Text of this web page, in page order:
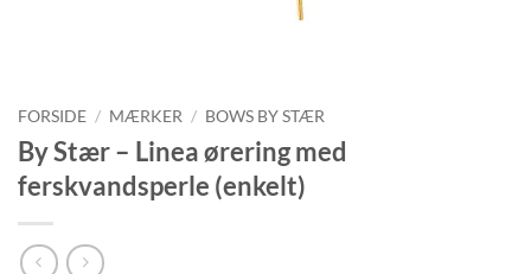
FORSIDE / MÆRKER / BOWS BY STÆR
By Stær – Linea ørering med
ferskvandsperle (enkelt)